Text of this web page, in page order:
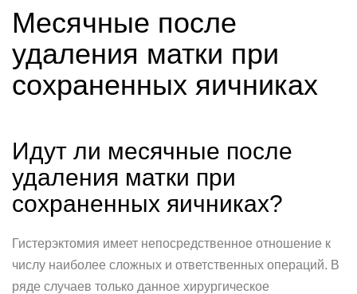
Месячные после
удаления матки при
сохраненных яичниках
Идут ли месячные после
удаления матки при
сохраненных яичниках?
Гистерэктомия имеет непосредственное отношение к
числу наиболее сложных и ответственных операций. В
ряде случаев только данное хирургическое